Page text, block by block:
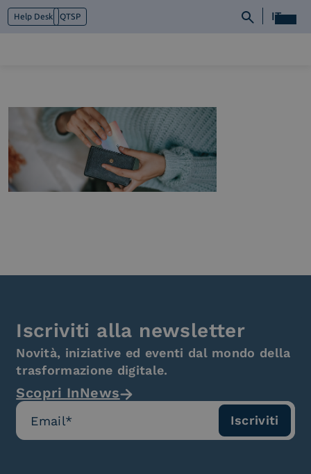
Help Desk QTSP IT
Cosa facciamo
Piattaforme
Industry
News e Media
Contattaci
Iscriviti alla newsletter
Novità, iniziative ed eventi dal mondo della
trasformazione digitale.
Scopri InNews